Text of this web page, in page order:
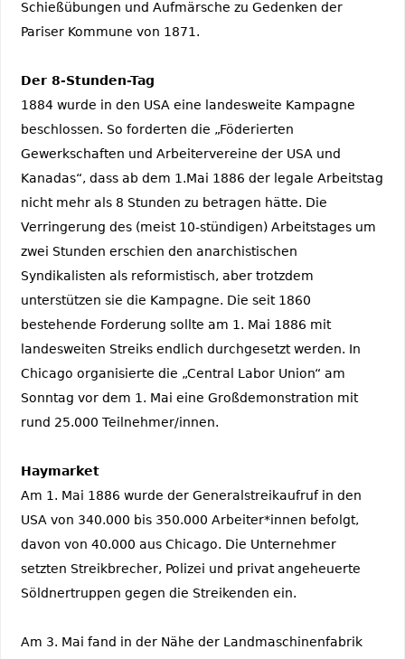
Schießübungen und Aufmärsche zu Gedenken der
Pariser Kommune von 1871.
Der 8-Stunden-Tag
1884 wurde in den USA eine landesweite Kampagne
beschlossen. So forderten die „Föderierten
Gewerkschaften und Arbeitervereine der USA und
Kanadas“, dass ab dem 1.Mai 1886 der legale Arbeitstag
nicht mehr als 8 Stunden zu betragen hätte. Die
Verringerung des (meist 10-stündigen) Arbeitstages um
zwei Stunden erschien den anarchistischen
Syndikalisten als reformistisch, aber trotzdem
unterstützen sie die Kampagne. Die seit 1860
bestehende Forderung sollte am 1. Mai 1886 mit
landesweiten Streiks endlich durchgesetzt werden. In
Chicago organisierte die „Central Labor Union“ am
Sonntag vor dem 1. Mai eine Großdemonstration mit
rund 25.000 Teilnehmer/innen.
Haymarket
Am 1. Mai 1886 wurde der Generalstreikaufruf in den
USA von 340.000 bis 350.000 Arbeiter*innen befolgt,
davon von 40.000 aus Chicago. Die Unternehmer
setzten Streikbrecher, Polizei und privat angeheuerte
Söldnertruppen gegen die Streikenden ein.
Am 3. Mai fand in der Nähe der Landmaschinenfabrik